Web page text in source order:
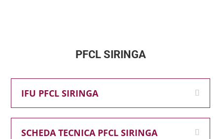
PFCL SIRINGA
IFU PFCL SIRINGA
SCHEDA TECNICA PFCL SIRINGA